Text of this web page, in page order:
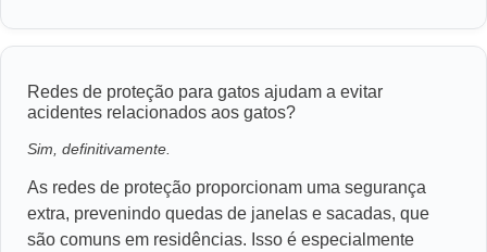
Redes de proteção para gatos ajudam a evitar
acidentes relacionados aos gatos?
Sim, definitivamente.
As redes de proteção proporcionam uma segurança
extra, prevenindo quedas de janelas e sacadas, que
são comuns em residências. Isso é especialmente